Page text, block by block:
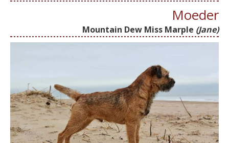
Moeder
Mountain Dew Miss Marple (Jane)